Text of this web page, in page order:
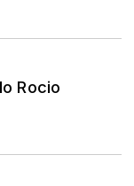
Rocio